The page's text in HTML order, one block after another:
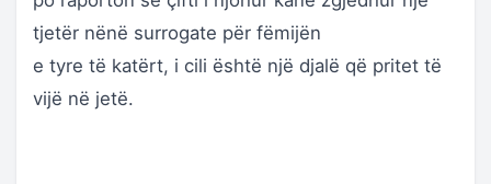
tjetër nënë surrogate për fëmijën
e tyre të katërt, i cili është një djalë që pritet të
vijë në jetë.